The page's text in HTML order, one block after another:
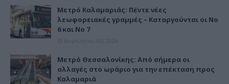
Μετρό Καλαμαριάς: Πέντε νέες
λεωφορειακές γραμμές – Καταργούνται οι Νο
6 και Νο 7
Μετρό Θεσσαλονίκης: Από σήμερα οι
αλλαγές στο ωράριο για την επέκταση προς
Καλαμαριά